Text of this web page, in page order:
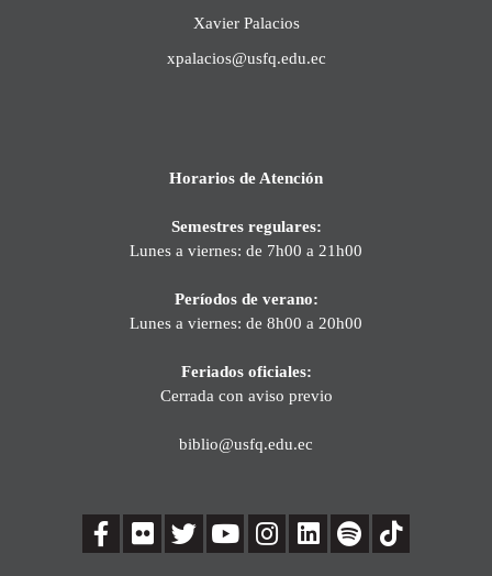
Xavier Palacios
xpalacios@usfq.edu.ec
Horarios de Atención
Semestres regulares:
Lunes a viernes: de 7h00 a 21h00
Períodos de verano:
Lunes a viernes: de 8h00 a 20h00
Feriados oficiales:
Cerrada con aviso previo
biblio@usfq.edu.ec